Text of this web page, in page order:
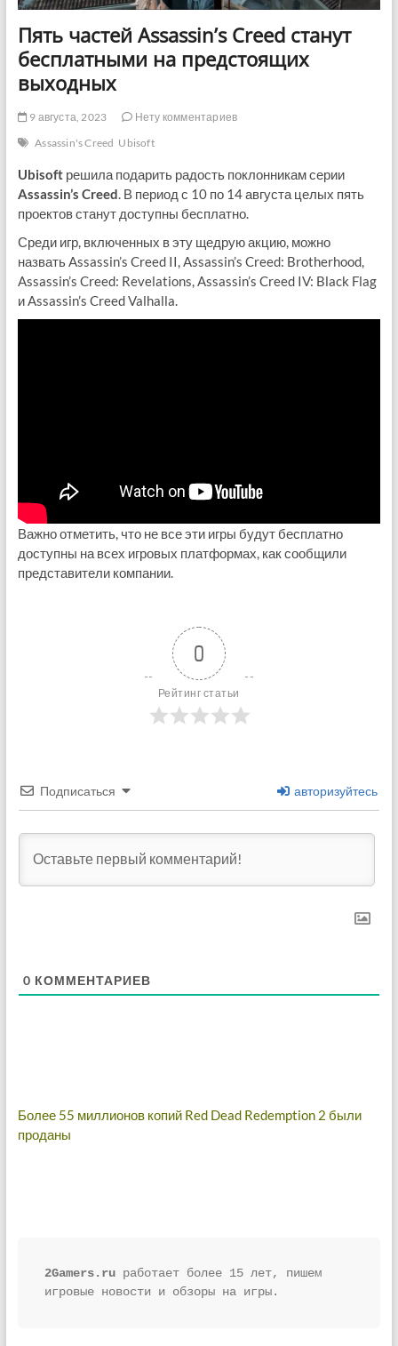
Пять частей Assassin’s Creed станут
бесплатными на предстоящих
выходных
9 августа, 2023
Нету комментариев
Assassin's Creed Ubisoft
Ubisoftрешила подарить радость поклонникам серии
Assassin’s Creed. В период с 10 по 14 августа целых пять
проектов станут доступны бесплатно.
Среди игр, включенных в эту щедрую акцию, можно
назвать Assassin’s Creed II, Assassin’s Creed: Brotherhood,
Assassin’s Creed: Revelations, Assassin’s Creed IV: Black Flag
и Assassin’s Creed Valhalla.
Важно отметить, что не все эти игры будут бесплатно
доступны на всех игровых платформах, как сообщили
представители компании.
0
Рейтинг статьи
Подписаться авторизуйтесь
0 КОММЕНТАРИЕВ
Навигация
по
Более 55 миллионов копий Red Dead Redemption 2 были
проданы
2Gamers.ru работает более 15 лет, пишем
игровые новости и обзоры на игры.